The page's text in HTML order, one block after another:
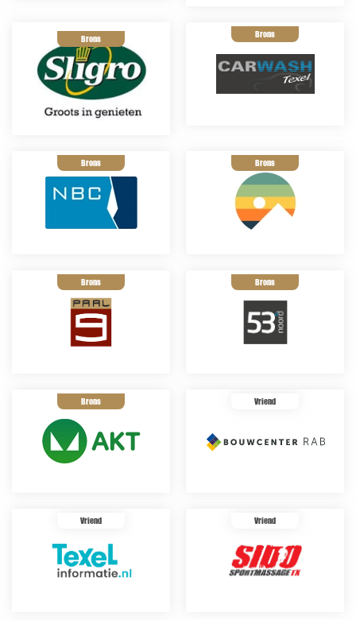
Brons Brons
Brons Brons
Brons Brons
Brons Vriend
Vriend Vriend